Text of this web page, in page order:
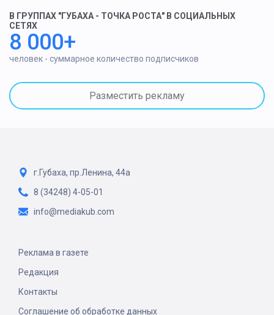
В ГРУППАХ "ГУБАХА - ТОЧКА РОСТА" В СОЦИАЛЬНЫХ
СЕТЯХ
8 000+
человек - суммарное количество подписчиков
Разместить рекламу
г.Губаха, пр.Ленина, 44а
8 (34248) 4-05-01
info@mediakub.com
Реклама в газете
Редакция
Контакты
Соглашение об обработке данных